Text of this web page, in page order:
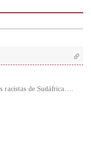
racistas de Sudáfrica….